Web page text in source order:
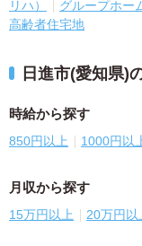
リハ）
グループホー
高齢者住宅地
日進市(愛知県)
時給から探す
850円以上 1000円以
月収から探す
15万円以上 20万円以